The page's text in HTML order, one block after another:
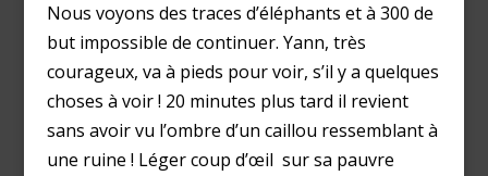
Nous voyons des traces d’éléphants et à 300 de
but impossible de continuer. Yann, très
courageux, va à pieds pour voir, s’il y a quelques
choses à voir ! 20 minutes plus tard il revient
sans avoir vu l’ombre d’un caillou ressemblant à
une ruine ! Léger coup d’œil sur sa pauvre